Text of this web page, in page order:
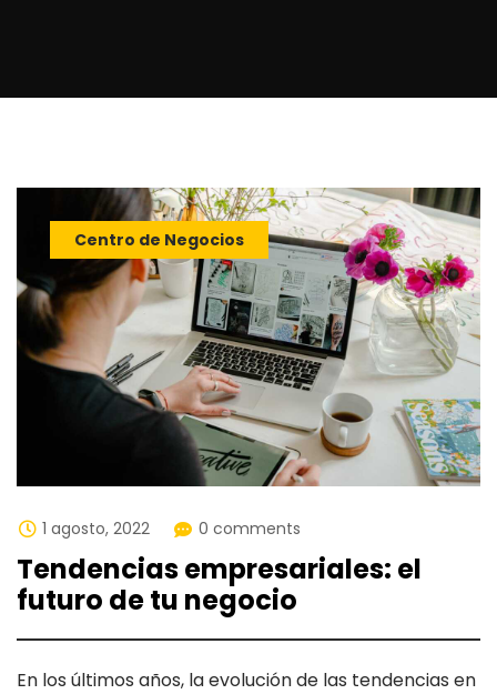
Centro de Negocios
1 agosto, 2022 0 comments
Tendencias empresariales: el
futuro de tu negocio
En los últimos años, la evolución de las tendencias en